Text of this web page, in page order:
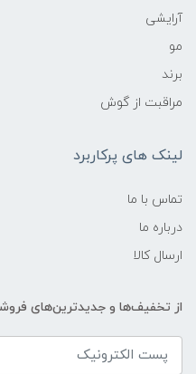
آرایشی
مو
برند
مراقبت از گوش
لینک های پرکاربرد
تماس با ما
درباره ما
ارسال کالا
از تخفیف‌ها و جدیدترین‌های